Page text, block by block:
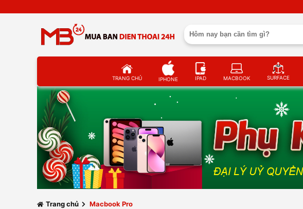
TRANG CHỦ IPHONE IPAD MACBOOK SURFACE
Trang chủ Macbook Pro